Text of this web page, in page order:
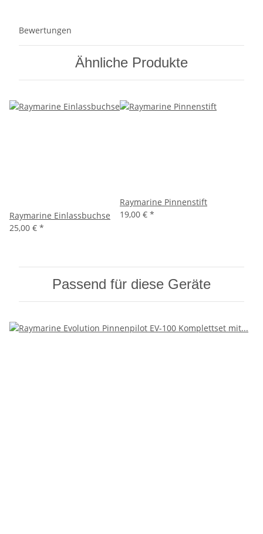
Bewertungen
Ähnliche Produkte
Raymarine Einlassbuchse
25,00 € *
Raymarine Pinnenstift
19,00 € *
Passend für diese Geräte